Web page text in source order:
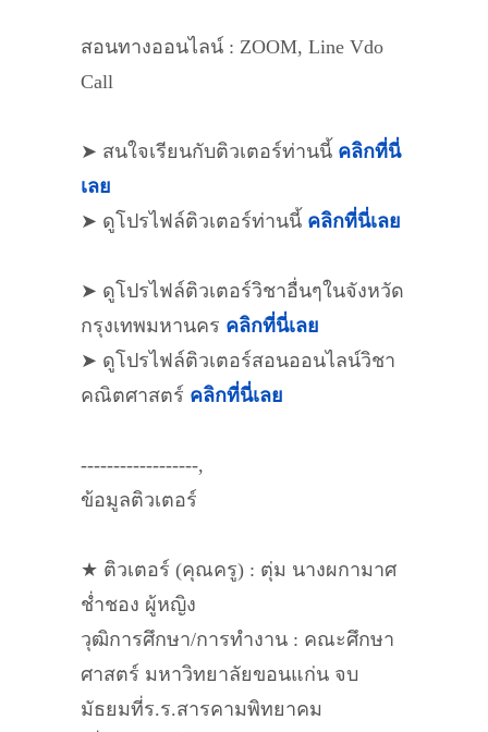
สอนทางออนไลน์ : ZOOM, Line Vdo
Call
➤ สนใจเรียนกับติวเตอร์ท่านนี้ คลิกที่นี่
เลย
➤ ดูโปรไฟล์ติวเตอร์ท่านนี้ คลิกที่นี่เลย
➤ ดูโปรไฟล์ติวเตอร์วิชาอื่นๆในจังหวัด
กรุงเทพมหานคร คลิกที่นี่เลย
➤ ดูโปรไฟล์ติวเตอร์สอนออนไลน์วิชา
คณิตศาสตร์ คลิกที่นี่เลย
------------------,
ข้อมูลติวเตอร์
★ ติวเตอร์ (คุณครู) : ตุ่ม นางผกามาศ
ช่ำชอง ผู้หญิง
วุฒิการศึกษา/การทำงาน : คณะศึกษา
ศาสตร์ มหาวิทยาลัยขอนแก่น จบ
มัธยมที่ร.ร.สารคามพิทยาคม